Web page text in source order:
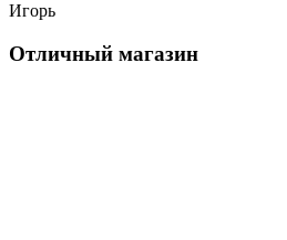
Игорь
Отличный магазин